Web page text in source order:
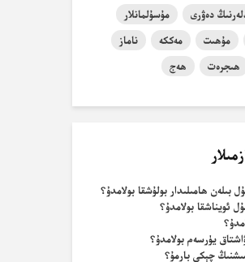
دەۋرى
مۇسۇلمانلار
مۇھىت مەككە
ناماز
ھىجرەت ھەج
بىلەن ھامىلىدار بولۇشقا بولامدۇ؟
ئويناشقا بولامدۇ؟
يۈرسەم بولامدۇ؟
چېكى بارمۇ؟